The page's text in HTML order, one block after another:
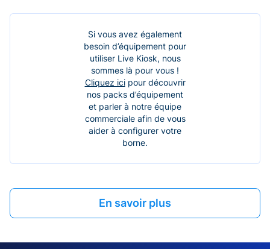
Si vous avez également
besoin d’équipement pour
utiliser Live Kiosk, nous
sommes là pour vous !
Cliquez icipour découvrir
nos packs d’équipement
et parler à notre équipe
commerciale afin de vous
aider à configurer votre
borne.
En savoir plus